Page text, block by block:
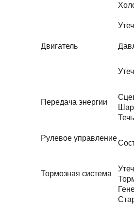
Двигатель
Передача энергии
Рулевое управление
Тормозная система